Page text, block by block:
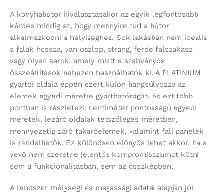
A konyhabútor kiválasztásakor az egyik legfontosabb
kérdés mindig az, hogy mennyire tud a bútor
alkalmazkodni a helyiséghez. Sok lakásban nem ideális
a falak hossza, van oszlop, strang, ferde falszakasz
vagy olyan sarok, amely miatt a szabványos
összeállítások nehezen használhatók ki. A PLATINIUM
gyártói oldala éppen ezért külön hangsúlyozza az
elemek egyedi méretre gyárthatóságát, és ezt több
pontban is részletezi: centiméter pontosságú egyedi
méretek, lezáró oldalak tetszőleges méretben,
mennyezetig záró takaróelemek, valamint fali panelek
is rendelhetők. Ez különösen előnyös lehet akkor, ha a
vevő nem szeretne jelentős kompromisszumot kötni
sem a funkcionalitásban, sem az összképben.
A rendszer mélységi és magassági adatai alapján jól